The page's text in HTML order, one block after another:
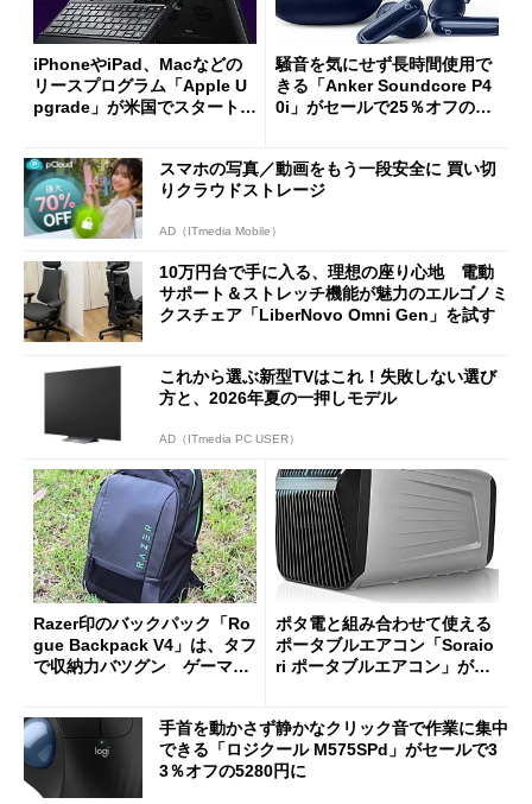
iPhoneやiPad、Macなどの
リースプログラム「Apple U
pgrade」が米国でスタート／
ut」が明...
騒音を気にせず長時間使用で
きる「Anker Soundcore P4
0i」がセールで25％オフの59
スマホの写真／動画をもう一段安全に 買い切
りクラウドストレージ
AD（ITmedia Mobile）
10万円台で手に入る、理想の座り心地 電動
サポート＆ストレッチ機能が魅力のエルゴノミ
クスチェア「LiberNovo Omni Gen」を試す
これから選ぶ新型TVはこれ！失敗しない選び
方と、2026年夏の一押しモデル
AD（ITmedia PC USER）
Razer印のバックパック「Ro
gue Backpack V4」は、タフ
で収納力バツグン ゲーマー
ポタ電と組み合わせて使える
ポータブルエアコン「Soraio
ri ポータブルエアコン」がセ
手首を動かさず静かなクリック音で作業に集中
できる「ロジクール M575SPd」がセールで3
3％オフの5280円に